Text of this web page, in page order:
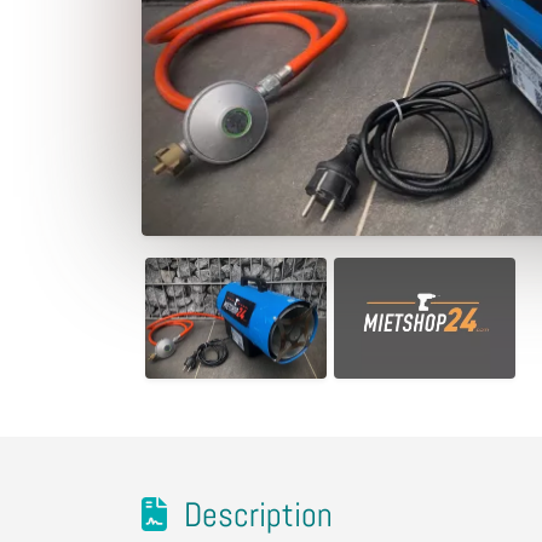
Description